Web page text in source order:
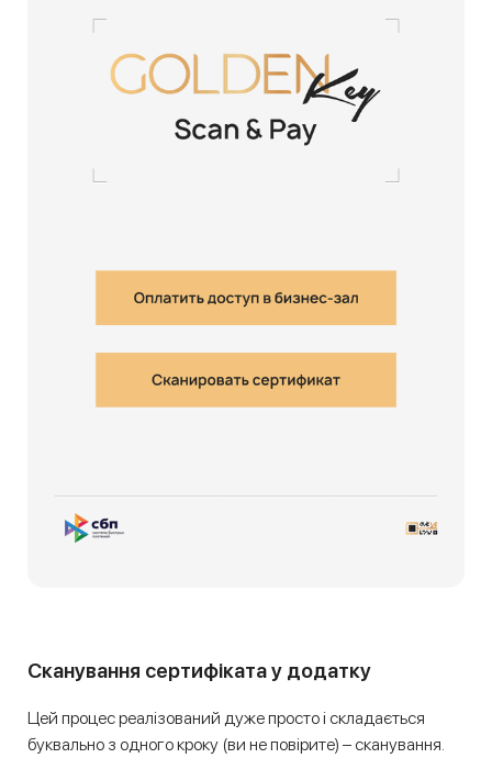
Сканування сертифіката у додатку
Цей процес реалізований дуже просто і складається
буквально з одного кроку (ви не повірите) – сканування.